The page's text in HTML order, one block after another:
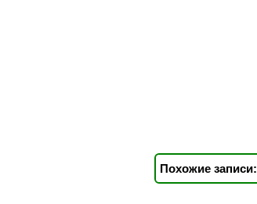
Похожие записи: